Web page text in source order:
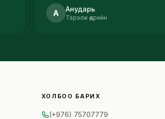
А Анударь
Тэрэлж өдрийн
ХОЛБОО БАРИХ
(+976) 75707779